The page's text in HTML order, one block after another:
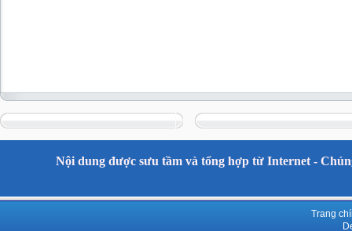
Nội dung được sưu tầm và tổng hợp từ Internet -
Trang